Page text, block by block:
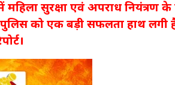
सुरक्षा एवं अपराध नियंत्रण
पुलिस को एक बड़ी सफलता हाथ